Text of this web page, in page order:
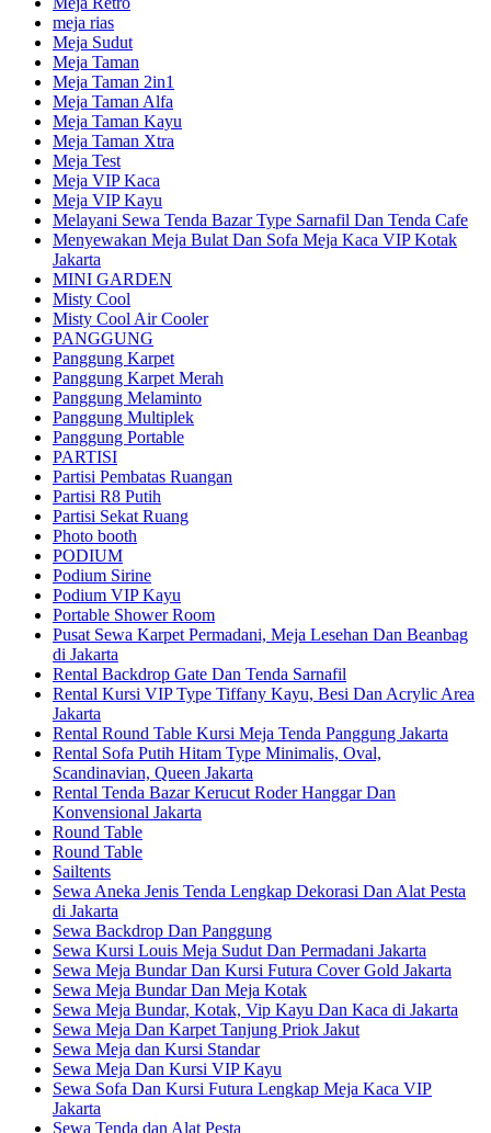
meja rias
Meja Sudut
Meja Taman
Meja Taman 2in1
Meja Taman Alfa
Meja Taman Kayu
Meja Taman Xtra
Meja Test
Meja VIP Kaca
Meja VIP Kayu
Melayani Sewa Tenda Bazar Type Sarnafil Dan Tenda Cafe
Menyewakan Meja Bulat Dan Sofa Meja Kaca VIP Kotak
Jakarta
MINI GARDEN
Misty Cool
Misty Cool Air Cooler
PANGGUNG
Panggung Karpet
Panggung Karpet Merah
Panggung Melaminto
Panggung Multiplek
Panggung Portable
PARTISI
Partisi Pembatas Ruangan
Partisi R8 Putih
Partisi Sekat Ruang
Photo booth
PODIUM
Podium Sirine
Podium VIP Kayu
Portable Shower Room
Pusat Sewa Karpet Permadani, Meja Lesehan Dan Beanbag
di Jakarta
Rental Backdrop Gate Dan Tenda Sarnafil
Rental Kursi VIP Type Tiffany Kayu, Besi Dan Acrylic Area
Jakarta
Rental Round Table Kursi Meja Tenda Panggung Jakarta
Rental Sofa Putih Hitam Type Minimalis, Oval,
Scandinavian, Queen Jakarta
Rental Tenda Bazar Kerucut Roder Hanggar Dan
Konvensional Jakarta
Round Table
Round Table
Sailtents
Sewa Aneka Jenis Tenda Lengkap Dekorasi Dan Alat Pesta
di Jakarta
Sewa Backdrop Dan Panggung
Sewa Kursi Louis Meja Sudut Dan Permadani Jakarta
Sewa Meja Bundar Dan Kursi Futura Cover Gold Jakarta
Sewa Meja Bundar Dan Meja Kotak
Sewa Meja Bundar, Kotak, Vip Kayu Dan Kaca di Jakarta
Sewa Meja Dan Karpet Tanjung Priok Jakut
Sewa Meja dan Kursi Standar
Sewa Meja Dan Kursi VIP Kayu
Sewa Sofa Dan Kursi Futura Lengkap Meja Kaca VIP
Jakarta
Sewa Tenda dan Alat Pesta